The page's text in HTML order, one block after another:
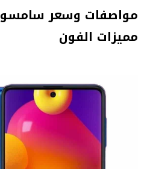
مميزات الفون